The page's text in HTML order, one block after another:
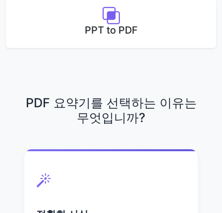
PPT to PDF
PDF 요약기를 선택하는 이유는
무엇입니까?